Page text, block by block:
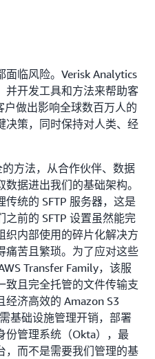
临风险。Verisk Analytics
并开发工具和方法来帮助客
户做出影响全球数百万人的
决策，同时保持对人类、经
的方法，从合作伙伴、数据
据进出我们的基础架构。
统的 SFTP 服务器，这是
前的 SFTP 设置虽然能完
织内部使用的碎片化解决方
痛苦且繁琐。为了应对这些
Transfer Family，该服
致且完全托管的文件传输支
济高效的 Amazon S3
基础设施管理开销，部署
份管理系统（Okta），最
，而不是需要我们管理的基